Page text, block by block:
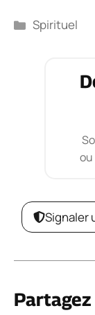
Catégories
Spirituel
ou
Signaler